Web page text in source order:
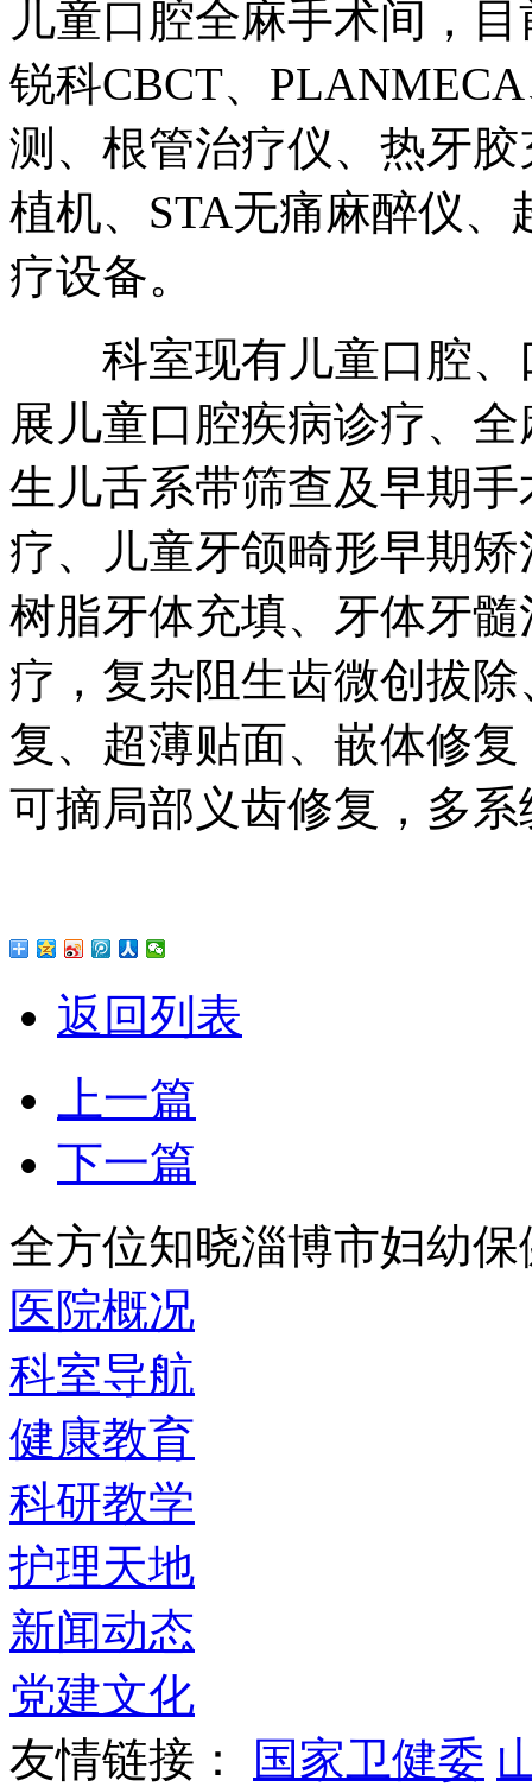
儿童口腔全麻手术间，
锐科CBCT、
测、根管治疗仪、热牙
植机、STA无痛麻醉仪
疗设备。
科室现有儿童口腔、
展儿童口腔疾病诊疗、
生儿舌系带筛查及早期
疗、儿童牙颌畸形早期
树脂牙体充填、牙体牙
疗，复杂阻生齿微创拔
复、超薄贴面、嵌体修
可摘局部义齿修复，多
返回列表
上一篇
下一篇
全方位知晓淄博市妇幼
医院概况
科室导航
健康教育
科研教学
护理天地
新闻动态
党建文化
友情链接：
国家卫健委